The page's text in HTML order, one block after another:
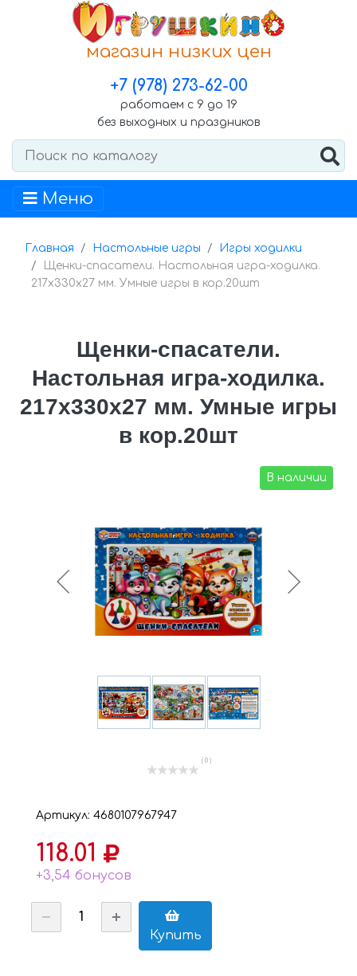
магазин низких цен
+7 (978) 273-62-00
работаем с 9 до 19
без выходных и праздников
Меню
Главная Настольные игры
Игры ходилки
Щенки-спасатели. Настольная игра-ходилка.
217х330х27 мм. Умные игры в кор.20шт
Щенки-спасатели.
Настольная игра-ходилка.
217х330х27 мм. Умные игры
в кор.20шт
В наличии
( 0 )
Артикул: 4680107967947
118.01
+3,54 бонусов
Купить